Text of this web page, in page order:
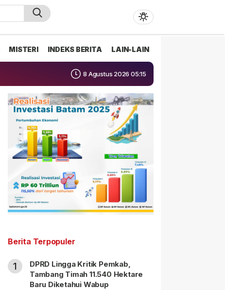
MISTERI INDEKS BERITA LAIN-LAIN
8 Agustus 2026 05:15
Berita Terpopuler
1
DPRD Lingga Kritik Pemkab,
Tambang Timah 11.540 Hektare
Baru Diketahui Wabup